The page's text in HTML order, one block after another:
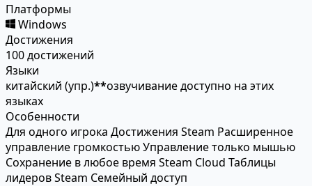
Платформы
Windows
Достижения
100 достижений
Языки
китайский (упр.)**озвучивание доступно на этих
языках
Особенности
Для одного игрока Достижения Steam Расширенное
управление громкостьюУправление только мышью
Сохранение в любое время Steam Cloud Таблицы
лидеров Steam Семейный доступ